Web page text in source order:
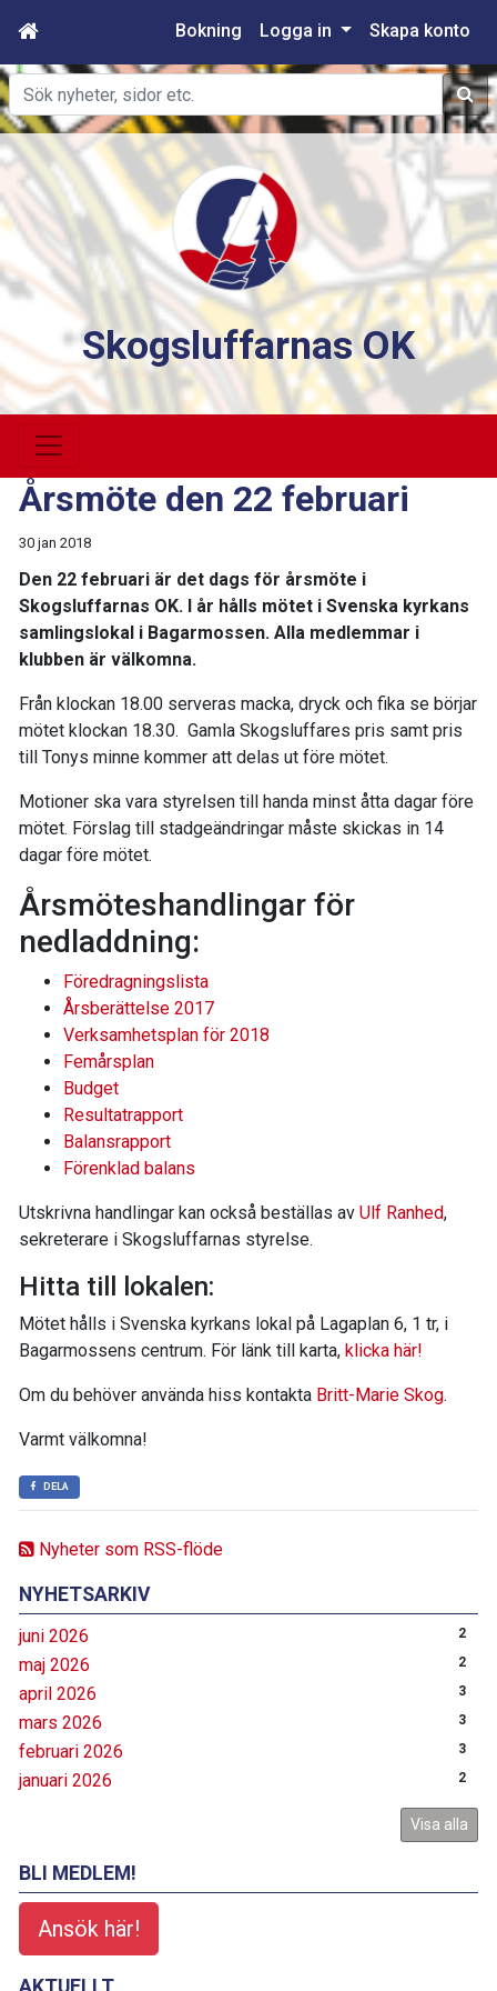
Bokning Logga in Skapa konto
Sök
Skogsluffarnas OK
Nyheter som RSS-flöde
NYHETSARKIV
juni 2026 2
maj 2026 2
april 2026 3
mars 2026 3
februari 2026 3
januari 2026 2
Visa alla
BLI MEDLEM!
Ansök här!
AKTUELLT
Årsmöte den 22 februari
30 jan 2018
Den 22 februari är det dags för årsmöte i
Skogsluffarnas OK. I år hålls mötet i Svenska kyrkans
samlingslokal i Bagarmossen. Alla medlemmar i
klubben är välkomna.
Från klockan 18.00 serveras macka, dryck och fika se börjar
mötet klockan 18.30. Gamla Skogsluffares pris samt pris
till Tonys minne kommer att delas ut före mötet.
Motioner ska vara styrelsen till handa minst åtta dagar före
mötet. Förslag till stadgeändringar måste skickas in 14
dagar före mötet.
Årsmöteshandlingar för
nedladdning:
Föredragningslista
Årsberättelse 2017
Verksamhetsplan för 2018
Femårsplan
Budget
Resultatrapport
Balansrapport
Förenklad balans
Utskrivna handlingar kan också beställas av Ulf Ranhed,
sekreterare i Skogsluffarnas styrelse.
Hitta till lokalen:
Mötet hålls i Svenska kyrkans lokal på Lagaplan 6, 1 tr, i
Bagarmossens centrum. För länk till karta, klicka här!
Om du behöver använda hiss kontakta Britt-Marie Skog.
Varmt välkomna!
DELA